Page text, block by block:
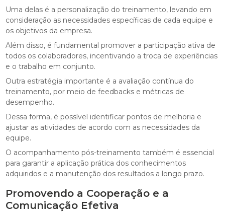
Uma delas é a personalização do treinamento, levando em
consideração as necessidades específicas de cada equipe e
os objetivos da empresa.
Além disso, é fundamental promover a participação ativa de
todos os colaboradores, incentivando a troca de experiências
e o trabalho em conjunto.
Outra estratégia importante é a avaliação contínua do
treinamento, por meio de feedbacks e métricas de
desempenho.
Dessa forma, é possível identificar pontos de melhoria e
ajustar as atividades de acordo com as necessidades da
equipe.
O acompanhamento pós-treinamento também é essencial
para garantir a aplicação prática dos conhecimentos
adquiridos e a manutenção dos resultados a longo prazo.
Promovendo a Cooperação e a
Comunicação Efetiva